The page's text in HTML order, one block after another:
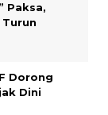
Paksa,
Dorong
Dini